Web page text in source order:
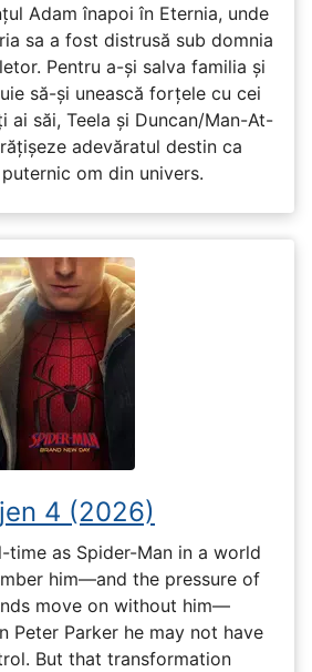
Adam înapoi în Eternia, unde
sa a fost distrusă sub domnia
Pentru a-și salva familia și
să-și unească forțele cu cei
ai săi, Teela și Duncan/Man-At-
adevăratul destin ca
om din univers.
4 (2026)
time as Spider-Man in a world
him—and the pressure of
move on without him—
Peter Parker he may not have
But that transformation